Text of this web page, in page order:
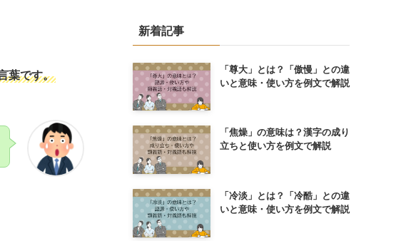
葉です。
新着記事
「尊大」とは？「傲慢」との違
いと意味・使い方を例文で解説
「焦燥」の意味は？漢字の成り
立ちと使い方を例文で解説
「冷淡」とは？「冷酷」との違
いと意味・使い方を例文で解説